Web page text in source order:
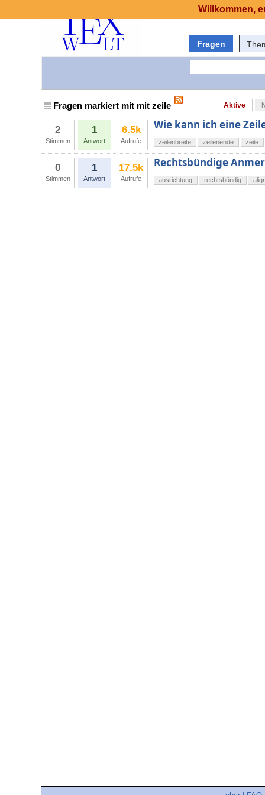
Fragen
Fragen markiert mit mit zeile Aktive
2
Stimmen
1
Antwort
6.5k
Aufrufe
Wie kann ich eine
zeilenbreite zeilenende zeile
0
Stimmen
1
Antwort
17.5k
Aufrufe
Rechtsbündige
ausrichtung rechtsbündig
Willkommen,